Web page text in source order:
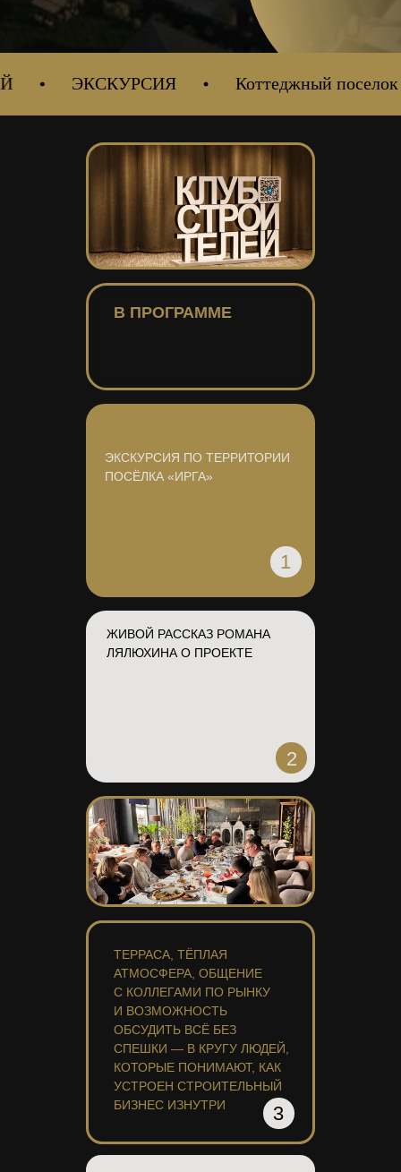
ЭКСКУРСИЯ Коттеджный поселок
ЖИВОЙ РАССКАЗ РОМАНА
ЛЯЛЮХИНА О ПРОЕКТЕ
2
ЭКСКУРСИЯ ПО ТЕРРИТОРИИ
ПОСЁЛКА «ИРГА»
1
ТЕРРАСА, ТЁПЛАЯ
АТМОСФЕРА, ОБЩЕНИЕ
С КОЛЛЕГАМИ ПО РЫНКУ
И ВОЗМОЖНОСТЬ
ОБСУДИТЬ ВСЁ БЕЗ
СПЕШКИ — В КРУГУ ЛЮДЕЙ,
КОТОРЫЕ ПОНИМАЮТ, КАК
УСТРОЕН СТРОИТЕЛЬНЫЙ
БИЗНЕС ИЗНУТРИ
3
В ПРОГРАММЕ